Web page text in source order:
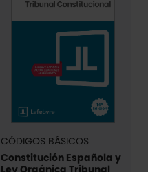
CÓDIGOS BÁSICOS
Constitución Española y
Ley Orgánica Tribunal